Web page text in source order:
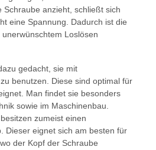
Schraube anzieht, schließt sich
eine Spannung. Dadurch ist die
Loslösen
gedacht, sie mit
benutzen. Diese sind optimal für
Man findet sie besonders
sowie im Maschinenbau.
zumeist einen
Dieser eignet sich am besten für
der Kopf der Schraube